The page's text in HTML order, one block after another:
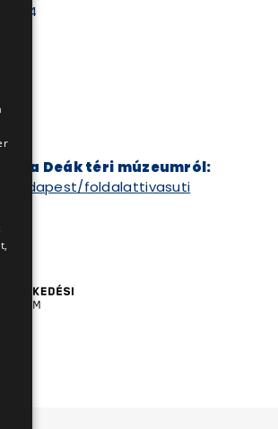
a Deák téri múzeumról:
budapest/foldalattivasuti